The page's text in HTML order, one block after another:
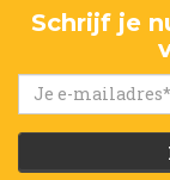
Schrijf je